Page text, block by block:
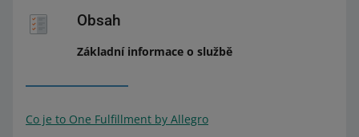
Obsah
Základní informace o službě
Co je to One Fulfillment by Allegro